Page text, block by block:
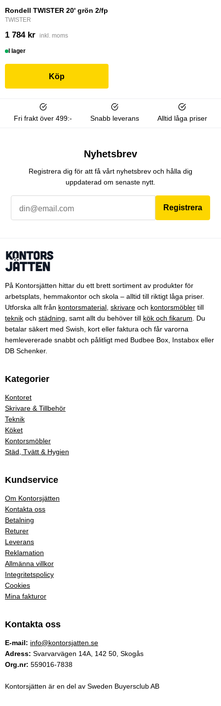
Rondell TWISTER 20' grön 2/fp
TWISTER
1 784 kr inkl. moms
I lager
Köp
Fri frakt över 499:- Snabb leverans Alltid låga priser
Nyhetsbrev
Registrera dig för att få vårt nyhetsbrev och hålla dig
uppdaterad om senaste nytt.
Registrera
På Kontorsjätten hittar du ett brett sortiment av produkter för
arbetsplats, hemmakontor och skola – alltid till riktigt låga priser.
Utforska allt från kontorsmaterial skrivare och kontorsmöbler till
teknik och städning , samt allt du behöver till kök och fikarum . Du
betalar säkert med Swish, kort eller faktura och får varorna
hemlevererade snabbt och pålitligt med Budbee Box, Instabox eller
DB Schenker.
Kategorier
Kontoret
Skrivare & Tillbehör
Teknik
Köket
Kontorsmöbler
Städ, Tvätt & Hygien
Kundservice
Om Kontorsjätten
Kontakta oss
Betalning
Returer
Leverans
Reklamation
Allmänna villkor
Integritetspolicy
Cookies
Mina fakturor
Kontakta oss
E-mail: info@kontorsjatten.se
Adress: Svarvarvägen 14A, 142 50, Skogås
Org.nr: 559016-7838
Kontorsjätten är en del av Sweden Buyersclub AB